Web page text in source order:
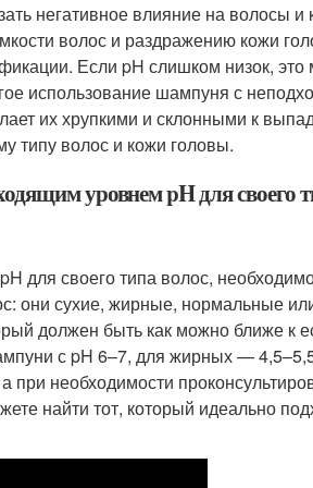
негативное влияние на волосы и
волос и раздражению кожи
Если pH слишком низок, это
использование шампуня с
их хрупкими и склонными к
типу волос и кожи головы.
уровнем pH для своего
своего типа волос,
они сухие, жирные, нормальные
должен быть как можно ближе к
с pH 6–7, для жирных —
необходимости
найти тот, который идеально